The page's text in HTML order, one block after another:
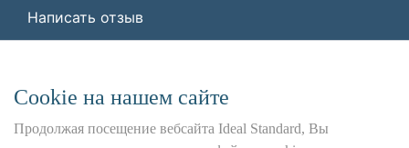
Написать отзыв
7736342535, КПП: 772501001, ОГРН:
1227700443266,
Сookie на нашем сайте
Продолжая посещение вебсайта Ideal Standard, Вы